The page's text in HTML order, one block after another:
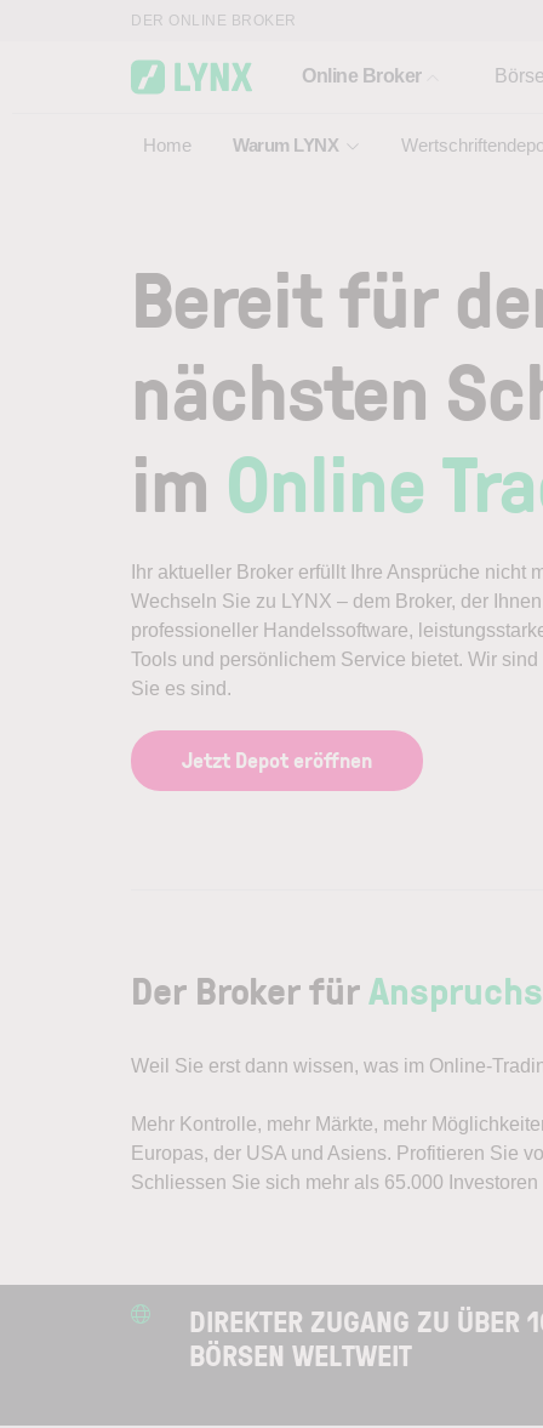
Skip to main contentDER ONLINE BROKER
Online Broker
Home Warum LYNX
Börse
Bereit für
nächsten
im Online
Ihr aktueller Broker erfüllt Ihre Ansprüche nicht
Wechseln Sie zu LYNX – dem Broker, der
professioneller Handelssoftware,
Tools und persönlichem Service bietet. Wir sind
Sie es sind.
Jetzt Depot eröffnen
Der Broker für
Weil Sie erst dann wissen, was im Online-
Mehr Kontrolle, mehr Märkte, mehr
Europas, der USA und Asiens. Profitieren Sie
Schliessen Sie sich mehr als 65.000
DIREKTER ZUGANG ZU ÜBER
BÖRSEN WELTWEIT